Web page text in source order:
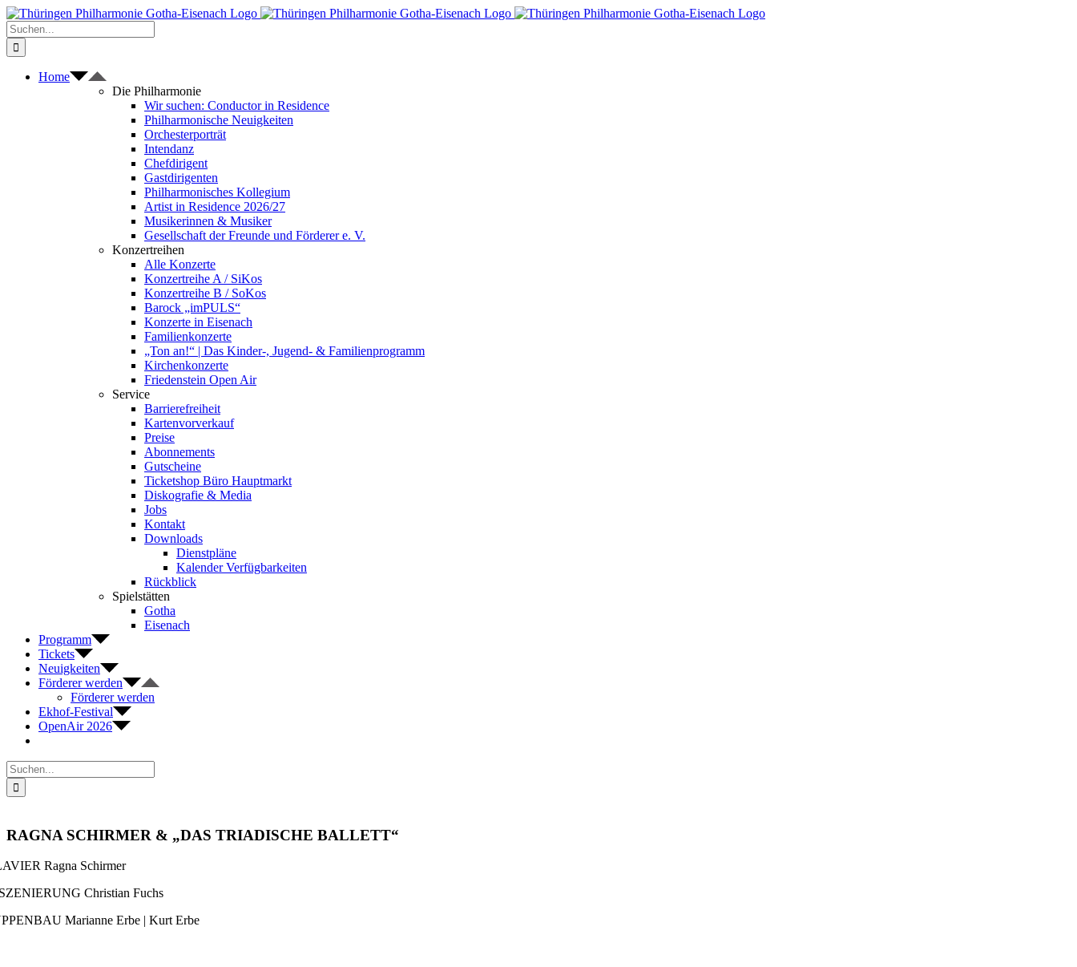
Zum
Inhalt
springen
Suche
nach:
Home
Die Philharmonie
Wir suchen: Conductor in Residence
Philharmonische Neuigkeiten
Orchesterporträt
Intendanz
Chefdirigent
Gastdirigenten
Philharmonisches Kollegium
Artist in Residence 2026/27
Musikerinnen & Musiker
Gesellschaft der Freunde und Förderer e. V.
Konzertreihen
Alle Konzerte
Konzertreihe A / SiKos
Konzertreihe B / SoKos
Barock „imPULS“
Konzerte in Eisenach
Familienkonzerte
„Ton an!“ | Das Kinder-, Jugend- & Familienprogramm
Kirchenkonzerte
Friedenstein Open Air
Service
Barrierefreiheit
Kartenvorverkauf
Preise
Abonnements
Gutscheine
Ticketshop Büro Hauptmarkt
Diskografie & Media
Jobs
Kontakt
Downloads
Dienstpläne
Kalender Verfügbarkeiten
Rückblick
Spielstätten
Gotha
Eisenach
Programm
Tickets
Neuigkeiten
Förderer werden
Förderer werden
Ekhof-Festival
OpenAir 2026
Suche
nach:
RAGNA SCHIRMER & „DAS TRIADISCHE BALLETT“
Ragna Schirmer
Christian Fuchs
Marianne Erbe | Kurt Erbe